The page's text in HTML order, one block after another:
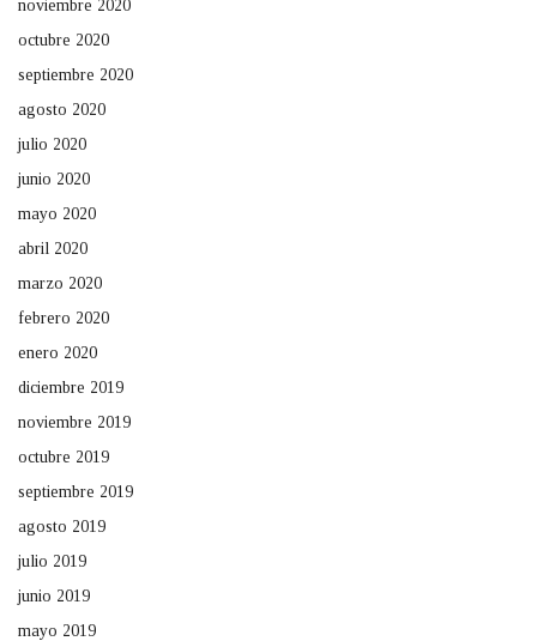
noviembre 2020
octubre 2020
septiembre 2020
agosto 2020
julio 2020
junio 2020
mayo 2020
abril 2020
marzo 2020
febrero 2020
enero 2020
diciembre 2019
noviembre 2019
octubre 2019
septiembre 2019
agosto 2019
julio 2019
junio 2019
mayo 2019